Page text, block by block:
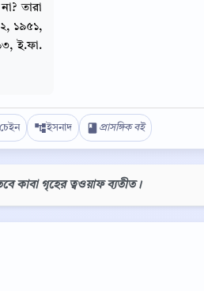
তারা
১৯৫১,
ই.ফা.
চেইন ইসনাদ প্রাসঙ্গিক বই
কাবা গৃহের ত্বওয়াফ ব্যতীত।